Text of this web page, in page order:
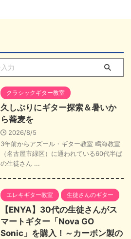
クラシックギター教室
久しぶりにギター探索＆暑いか
ら蕎麦を
2026/8/5
3年前からアズール・ギター教室 鳴海教室
（名古屋市緑区）に通われている60代半ば
の生徒さん ...
エレキギター教室 生徒さんのギター
【ENYA】30代の生徒さんがス
マートギター「Nova GO
Sonic」を購入！～カーボン製の